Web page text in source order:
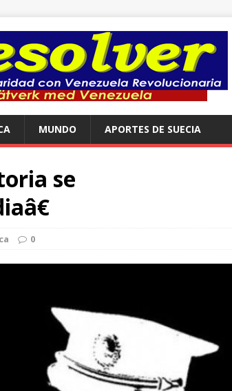
MUNDO APORTES DE SUECIA
se
0